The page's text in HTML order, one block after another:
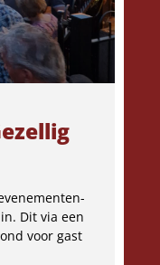
Dit via een
voor gast